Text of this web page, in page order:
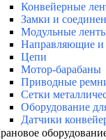
Конвейерные
Замки и
Модульные
Направляющие и
Цепи
Мотор-барабаны
Приводные
Сетки
Оборудование
Датчики